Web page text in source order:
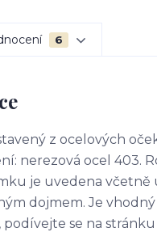
6
z ocelových
nerezová ocel 403.
je uvedena
dojmem. Je
podívejte se na